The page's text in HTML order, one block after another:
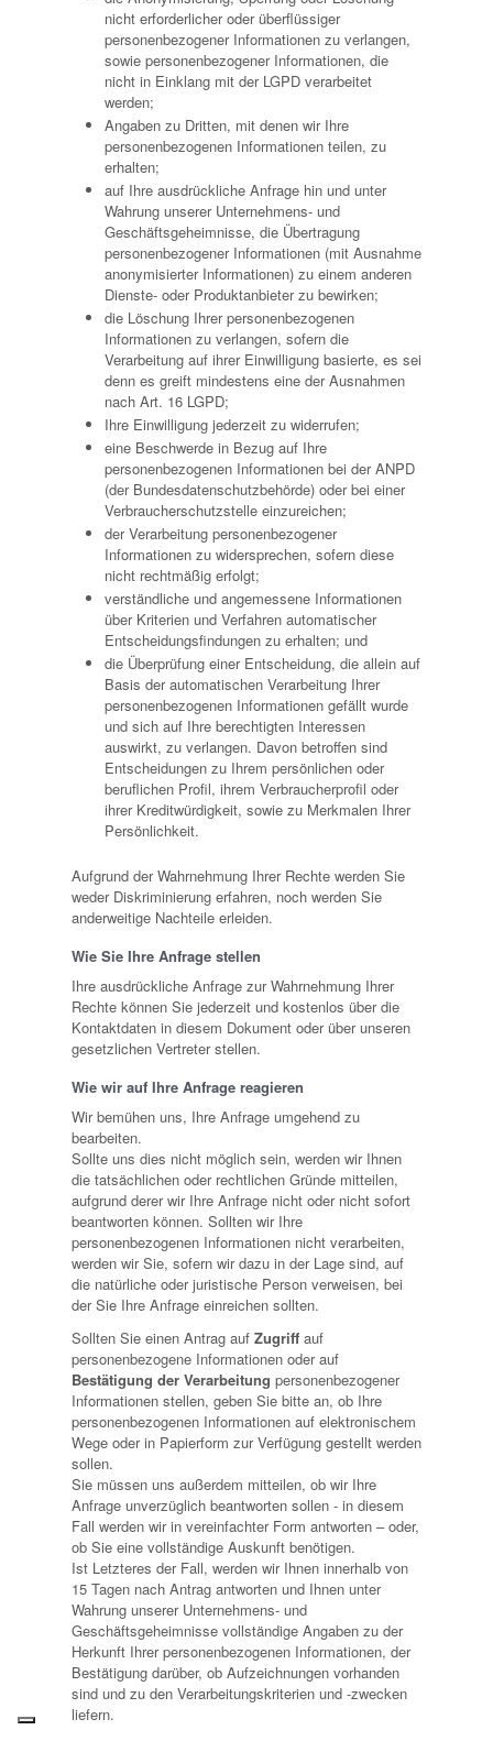
nicht erforderlicher oder überflüssiger
personenbezogener Informationen zu verlangen,
sowie personenbezogener Informationen, die
nicht in Einklang mit der LGPD verarbeitet
werden;
Angaben zu Dritten, mit denen wir Ihre
personenbezogenen Informationen teilen, zu
erhalten;
auf Ihre ausdrückliche Anfrage hin und unter
Wahrung unserer Unternehmens- und
Geschäftsgeheimnisse, die Übertragung
personenbezogener Informationen (mit Ausnahme
anonymisierter Informationen) zu einem anderen
Dienste- oder Produktanbieter zu bewirken;
die Löschung Ihrer personenbezogenen
Informationen zu verlangen, sofern die
Verarbeitung auf ihrer Einwilligung basierte, es sei
denn es greift mindestens eine der Ausnahmen
nach Art. 16 LGPD;
Ihre Einwilligung jederzeit zu widerrufen;
eine Beschwerde in Bezug auf Ihre
personenbezogenen Informationen bei der ANPD
(der Bundesdatenschutzbehörde) oder bei einer
Verbraucherschutzstelle einzureichen;
der Verarbeitung personenbezogener
Informationen zu widersprechen, sofern diese
nicht rechtmäßig erfolgt;
verständliche und angemessene Informationen
über Kriterien und Verfahren automatischer
Entscheidungsfindungen zu erhalten; und
die Überprüfung einer Entscheidung, die allein auf
Basis der automatischen Verarbeitung Ihrer
personenbezogenen Informationen gefällt wurde
und sich auf Ihre berechtigten Interessen
auswirkt, zu verlangen. Davon betroffen sind
Entscheidungen zu Ihrem persönlichen oder
beruflichen Profil, ihrem Verbraucherprofil oder
ihrer Kreditwürdigkeit, sowie zu Merkmalen Ihrer
Persönlichkeit.
Aufgrund der Wahrnehmung Ihrer Rechte werden Sie
weder Diskriminierung erfahren, noch werden Sie
anderweitige Nachteile erleiden.
Wie Sie Ihre Anfrage stellen
Ihre ausdrückliche Anfrage zur Wahrnehmung Ihrer
Rechte können Sie jederzeit und kostenlos über die
Kontaktdaten in diesem Dokument oder über unseren
gesetzlichen Vertreter stellen.
Wie wir auf Ihre Anfrage reagieren
Wir bemühen uns, Ihre Anfrage umgehend zu
bearbeiten.
Sollte uns dies nicht möglich sein, werden wir Ihnen
die tatsächlichen oder rechtlichen Gründe mitteilen,
aufgrund derer wir Ihre Anfrage nicht oder nicht sofort
beantworten können. Sollten wir Ihre
personenbezogenen Informationen nicht verarbeiten,
werden wir Sie, sofern wir dazu in der Lage sind, auf
die natürliche oder juristische Person verweisen, bei
der Sie Ihre Anfrage einreichen sollten.
Sollten Sie einen Antrag auf Zugriffauf
personenbezogene Informationen oder auf
Bestätigung der Verarbeitung personenbezogener
Informationen stellen, geben Sie bitte an, ob Ihre
personenbezogenen Informationen auf elektronischem
Wege oder in Papierform zur Verfügung gestellt werden
sollen.
Sie müssen uns außerdem mitteilen, ob wir Ihre
Anfrage unverzüglich beantworten sollen - in diesem
Fall werden wir in vereinfachter Form antworten – oder,
ob Sie eine vollständige Auskunft benötigen.
Ist Letzteres der Fall, werden wir Ihnen innerhalb von
15 Tagen nach Antrag antworten und Ihnen unter
Wahrung unserer Unternehmens- und
Geschäftsgeheimnisse vollständige Angaben zu der
Herkunft Ihrer personenbezogenen Informationen, der
Bestätigung darüber, ob Aufzeichnungen vorhanden
sind und zu den Verarbeitungskriterien und -zwecken
liefern.